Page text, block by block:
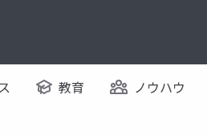
教育 ノウハウ